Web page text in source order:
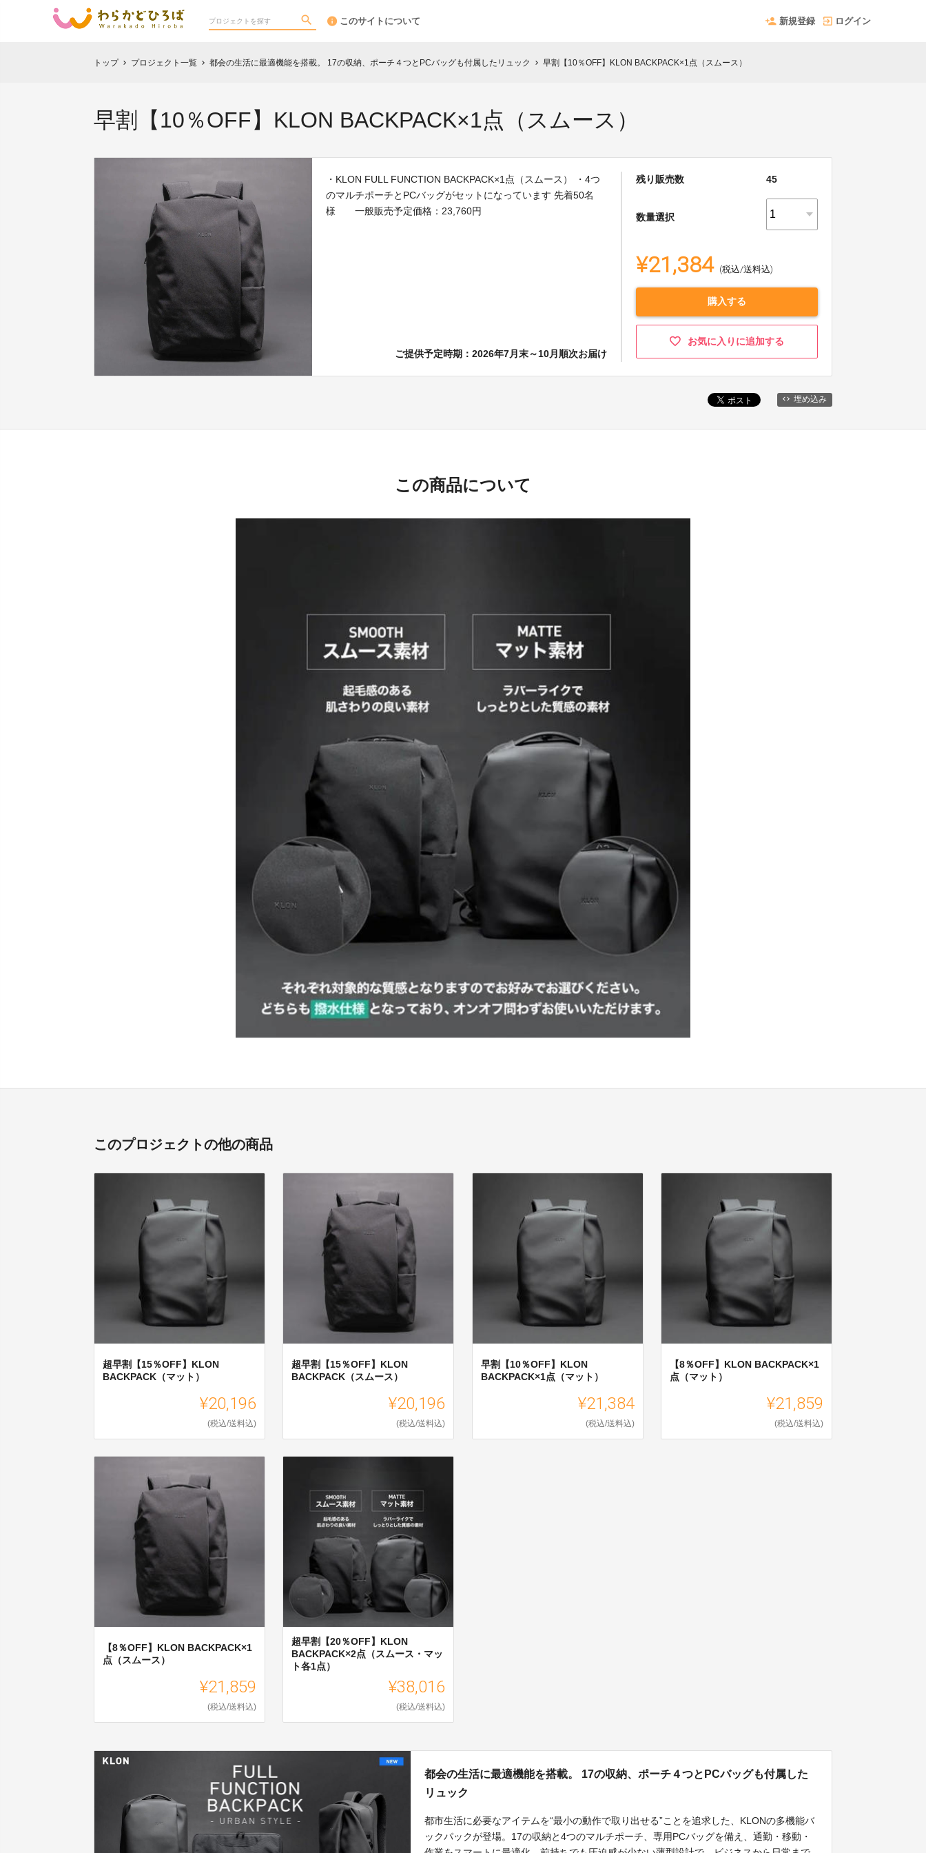
このサイトについて 新規登録 ログイン
トップ chevron_right プロジェクト一覧 chevron_right 都会の生活に最適機能を搭載。 17の収納、ポーチ４つとPCバッグも付属したリュック chevron_right 早割【10％OFF】KLON BACKPACK×1点（スムース）
早割【10％OFF】KLON BACKPACK×1点（スムース）
・KLON FULL FUNCTION BACKPACK×1点（スムース） ・4つ
のマルチポーチとPCバッグがセットになっています 先着50名
様 一般販売予定価格：23,760円
ご提供予定時期：2026年7月末～10月順次お届け
残り販売数 45
数量選択
¥21,384 (税込/送料込)
購入する
お気に入りに追加する
埋め込み
この商品について
このプロジェクトの他の商品
超早割【15％OFF】KLON
BACKPACK（マット）
¥20,196
(税込/送料込)
超早割【15％OFF】KLON
BACKPACK（スムース）
¥20,196
(税込/送料込)
早割【10％OFF】KLON
BACKPACK×1点（マット）
¥21,384
(税込/送料込)
【8％OFF】KLON BACKPACK×1
点（マット）
¥21,859
(税込/送料込)
【8％OFF】KLON BACKPACK×1
点（スムース）
¥21,859
(税込/送料込)
超早割【20％OFF】KLON
BACKPACK×2点（スムース・マッ
ト各1点）
¥38,016
(税込/送料込)
都会の生活に最適機能を搭載。 17の収納、ポーチ４つとPCバッグも付属した
リュック
都市生活に必要なアイテムを“最小の動作で取り出せる”ことを追求した、KLONの多機能バ
ックパックが登場。17の収納と4つのマルチポーチ、専用PCバッグを備え、通勤・移動・